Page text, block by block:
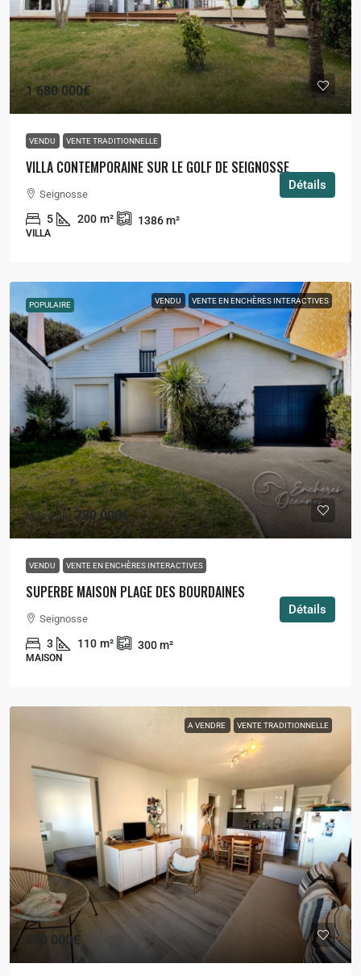
1 680 000€
VENDU VENTE TRADITIONNELLE
VILLA CONTEMPORAINE SUR LE GOLF DE SEIGNOSSE
Seignosse
5 200 m² 1386m²
VILLA
Détails
POPULAIRE VENDU VENTE EN ENCHÈRES INTERACTIVES
Mise à prix780 000€
VENDU VENTE EN ENCHÈRES INTERACTIVES
SUPERBE MAISON PLAGE DES BOURDAINES
Seignosse
3 110 m² 300m²
MAISON
Détails
A VENDRE VENTE TRADITIONNELLE
270 000€